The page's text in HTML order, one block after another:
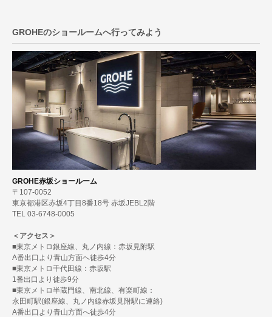
GROHEのショールームへ行ってみよう
GROHE赤坂ショールーム
〒107-0052
東京都港区赤坂4丁目8番18号 赤坂JEBL2階
TEL 03-6748-0005
＜アクセス＞
■東京メトロ銀座線、丸ノ内線：赤坂見附駅
A番出口より青山方面へ徒歩4分
■東京メトロ千代田線：赤坂駅
1番出口より徒歩9分
■東京メトロ半蔵門線、南北線、有楽町線：
永田町駅(銀座線、丸ノ内線赤坂見附駅に連絡)
A番出口より青山方面へ徒歩4分